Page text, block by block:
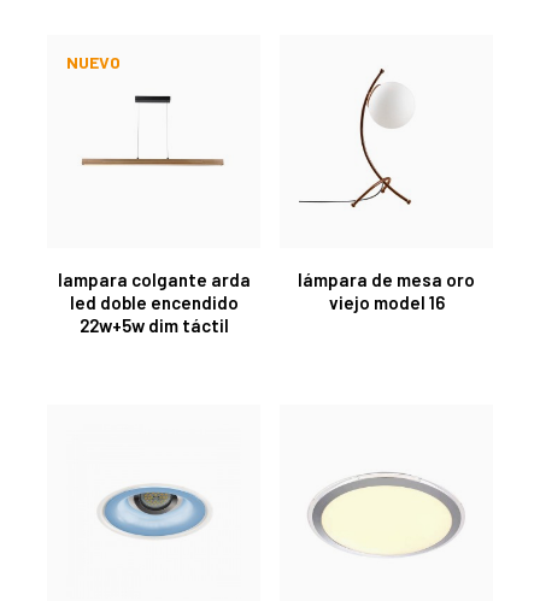
lampara colgante arda
led doble encendido
22w+5w dim táctil
NUEVO
lámpara de mesa oro
viejo model 16